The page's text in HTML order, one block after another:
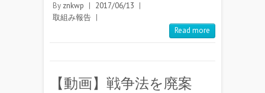
By znkwp | 2017/06/13 |
取組み報告 |
Read more
【動画】戦争法を廃案